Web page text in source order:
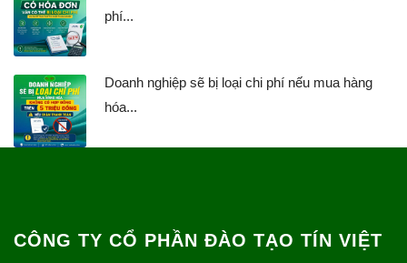
phí...
Doanh nghiệp sẽ bị loại chi phí nếu mua hàng
hóa...
CÔNG TY CỔ PHẦN ĐÀO TẠO TÍN VIỆT